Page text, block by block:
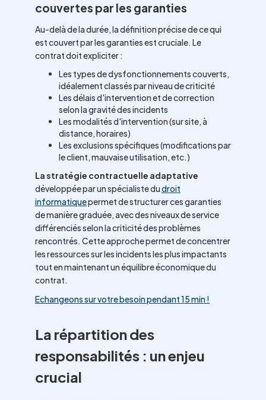
couvertes par les garanties
Au-delà de la durée, la définition précise de ce qui
est couvert par les garanties est cruciale. Le
contrat doit expliciter :
Les types de dysfonctionnements couverts,
idéalement classés par niveau de criticité
Les délais d'intervention et de correction
selon la gravité des incidents
Les modalités d'intervention (sur site, à
distance, horaires)
Les exclusions spécifiques (modifications par
le client, mauvaise utilisation, etc.)
La stratégie contractuelle adaptative
développée par un spécialiste dudroit
informatiquepermet de structurer ces garanties
de manière graduée, avec des niveaux de service
différenciés selon la criticité des problèmes
rencontrés. Cette approche permet de concentrer
les ressources sur les incidents les plus impactants
tout en maintenant un équilibre économique du
contrat.
Echangeons sur votre besoin pendant 15 min !
La répartition des
responsabilités : un enjeu
crucial